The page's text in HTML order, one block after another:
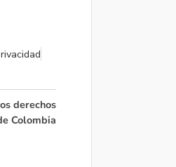
derechos
Colombia